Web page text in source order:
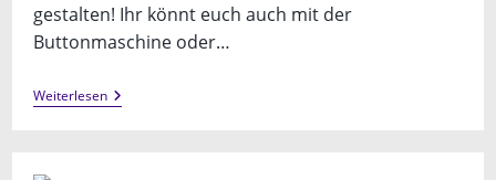
gestalten! Ihr könnt euch auch mit der
Buttonmaschine oder…
WeiterlesenCrafts
&